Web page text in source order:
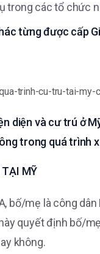
trong các tổ chức
từng được cấp
diện và cư trú ở
trong quá trình
TẠI MỸ
bố/mẹ là công
quyết định bố/
không.